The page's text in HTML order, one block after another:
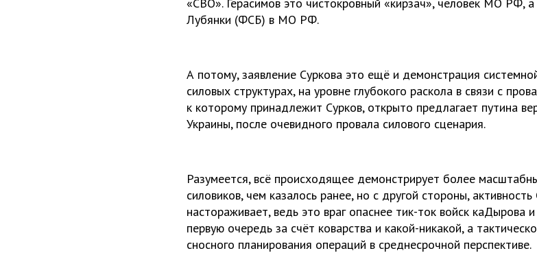
Лубянки (ФСБ) в МО РФ.
А потому, заявление Суркова это ещё и демонстрация
силовых структурах, на уровне глубокого раскола в связи с
к которому принадлежит Сурков, открыто предлагает путина
Украины, после очевидного провала силового сценария.
Разумеется, всё происходящее демонстрирует более
силовиков, чем казалось ранее, но с другой стороны,
настораживает, ведь это враг опаснее тик-ток войск каДырова
первую очередь за счёт коварства и какой-никакой, а
сносного планирования операций в среднесрочной перспективе.